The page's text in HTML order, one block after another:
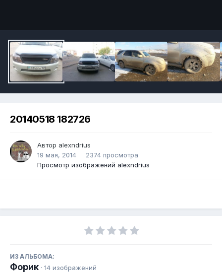
20140518 182726
Автор alexndrius
19 мая, 2014
2374 просмотра
Просмотр изображений alexndrius
ИЗ АЛЬБОМА:
Форик · 14 изображений